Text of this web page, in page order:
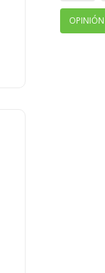
OPINIÓN